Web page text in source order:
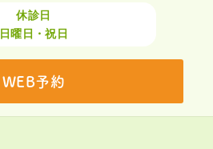
休診日
日曜日・祝日
WEB予約